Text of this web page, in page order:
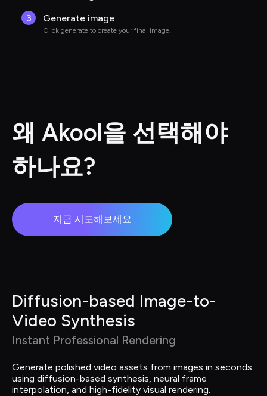
3 Generate image
Click generate to create your final image!
왜 Akool을 선택해야
하나요?
지금 시도해보세요
Diffusion-based Image-to-
Video Synthesis
Instant Professional Rendering
Generate polished video assets from images in seconds
using diffusion-based synthesis, neural frame
interpolation, and high-fidelity visual rendering.